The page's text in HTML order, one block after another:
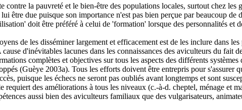
la pauvreté et le bien-être des populations locales, surtout chez les
être due puisque son importance n'est pas bien perçue par beaucoup de
doit être préféré à celui de 'formation' lorsque des personnalités et
de les disséminer largement et efficacement est de les inclure dans
d'inévitables lacunes dans les connaissances des aviculteurs du fait
complètes et objectives sur tous les aspects des différents
(Guèye 2003a). Tous les efforts doivent être entrepris pour s'assurer
puisque les échecs ne seront pas oubliés avant longtemps et sont
des améliorations à tous les niveaux (c.-à-d. cheptel, ménage et
aussi bien des aviculteurs familiaux que des vulgarisateurs,